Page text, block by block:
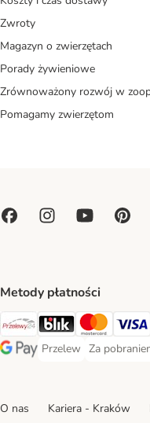
Zwroty
Magazyn o zwierzętach
Porady żywieniowe
Zrównoważony rozwój w
Pomagamy zwierzętom
Metody płatności
Przelewy24 Payment Method
Blik Payment Method
MasterCard
Visa
Google Pay Payment Method
Przelew
Przelew Payment
Za
Za
O nas Kariera - Kraków